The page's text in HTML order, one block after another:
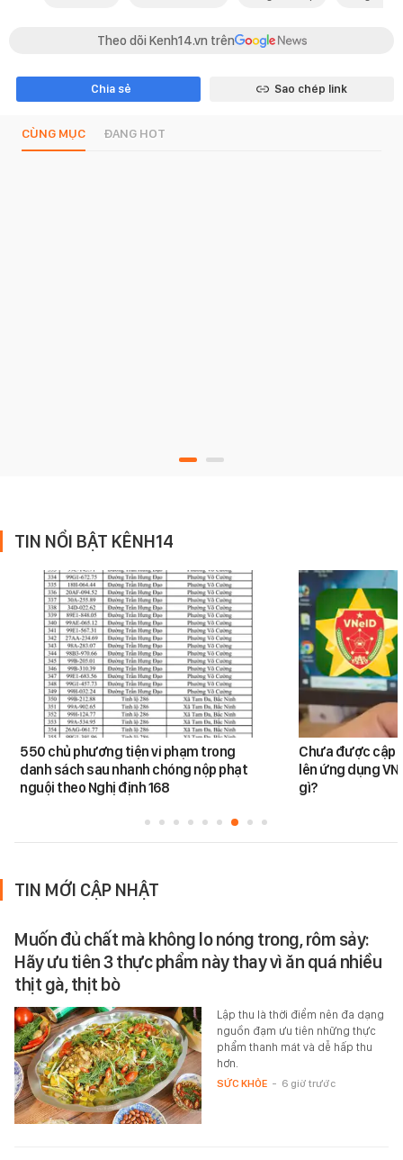
Theo dõi Kenh14.vn trên
Chia sẻ Sao chép link
CÙNG MỤC ĐANG HOT
TIN NỔI BẬT KÊNH14
550 chủ phương tiện vi phạm trong
danh sách sau nhanh chóng nộp phạt
nguội theo Nghị định 168
Chưa được cập
lên ứng dụng
gì?
TIN MỚI CẬP NHẬT
Muốn đủ chất mà không lo nóng trong, rôm sảy:
Hãy ưu tiên 3 thực phẩm này thay vì ăn quá nhiều
thịt gà, thịt bò
Lập thu là thời điểm nên đa dạng
nguồn đạm ưu tiên những thực
phẩm thanh mát và dễ hấp thu
hơn.
SỨC KHỎE - 6 giờ trước